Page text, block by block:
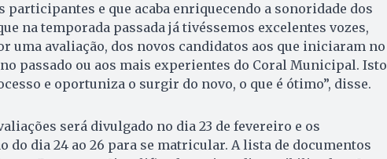
participantes e que acaba enriquecendo a sonoridade dos
na temporada passada já tivéssemos excelentes vozes,
uma avaliação, dos novos candidatos aos que iniciaram no
passado ou aos mais experientes do Coral Municipal. Isto
e oportuniza o surgir do novo, o que é ótimo”, disse.
será divulgado no dia 23 de fevereiro e os
do dia 24 ao 26 para se matricular. A lista de documentos